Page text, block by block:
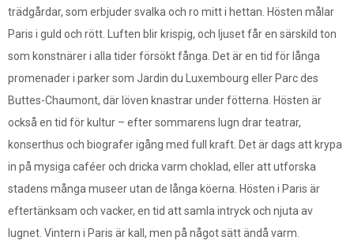
trädgårdar, som erbjuder svalka och ro mitt i hettan. Hösten målar
Paris i guld och rött. Luften blir krispig, och ljuset får en särskild ton
som konstnärer i alla tider försökt fånga. Det är en tid för långa
promenader i parker som Jardin du Luxembourg eller Parc des
Buttes-Chaumont, där löven knastrar under fötterna. Hösten är
också en tid för kultur – efter sommarens lugn drar teatrar,
konserthus och biografer igång med full kraft. Det är dags att krypa
in på mysiga caféer och dricka varm choklad, eller att utforska
stadens många museer utan de långa köerna. Hösten i Paris är
eftertänksam och vacker, en tid att samla intryck och njuta av
lugnet. Vintern i Paris är kall, men på något sätt ändå varm.